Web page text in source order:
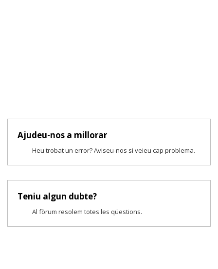
Ajudeu-nos a millorar
Heu trobat un error? Aviseu-nos si veieu cap problema.
Teniu algun dubte?
Al fòrum resolem totes les qüestions.